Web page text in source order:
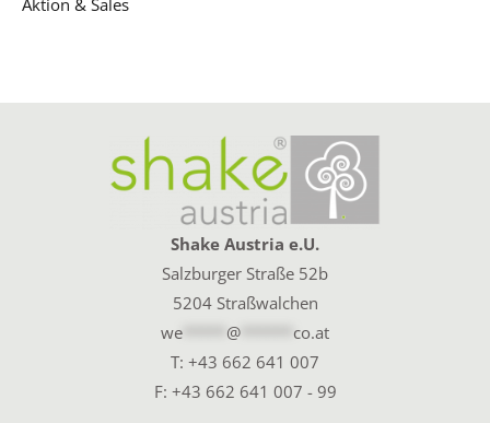
Shake Austria e.U.
Salzburger Straße 52b
5204 Straßwalchen
we
@
co.at
T: +43 662 641 007
F: +43 662 641 007 - 99